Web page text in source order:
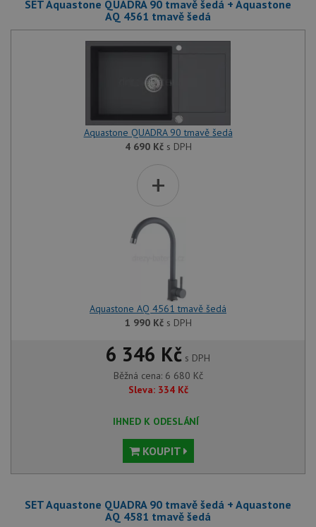
SET Aquastone QUADRA 90 tmavě šedá + Aquastone
AQ 4561 tmavě šedá
Aquastone QUADRA 90 tmavě šedá
4 690 Kčs DPH
+
Aquastone AQ 4561 tmavě šedá
1 990 Kčs DPH
6 346 Kč s DPH
Běžná cena: 6 680 Kč
Sleva: 334 Kč
IHNED K ODESLÁNÍ
KOUPIT
SET Aquastone QUADRA 90 tmavě šedá + Aquastone
AQ 4581 tmavě šedá